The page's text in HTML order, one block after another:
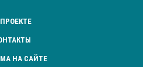
НА САЙТЕ